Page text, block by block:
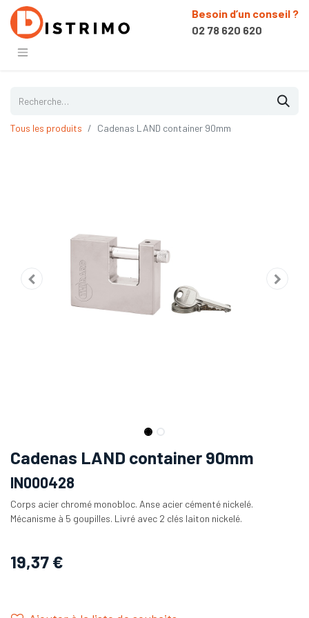
Besoin d’un conseil ?
02 78 620 620
Tous les produits Cadenas LAND container 90mm
Cadenas LAND container 90mm
IN000428
Corps acier chromé monobloc. Anse acier cémenté nickelé.
Mécanisme à 5 goupilles. Livré avec 2 clés laiton nickelé.
19,37 €